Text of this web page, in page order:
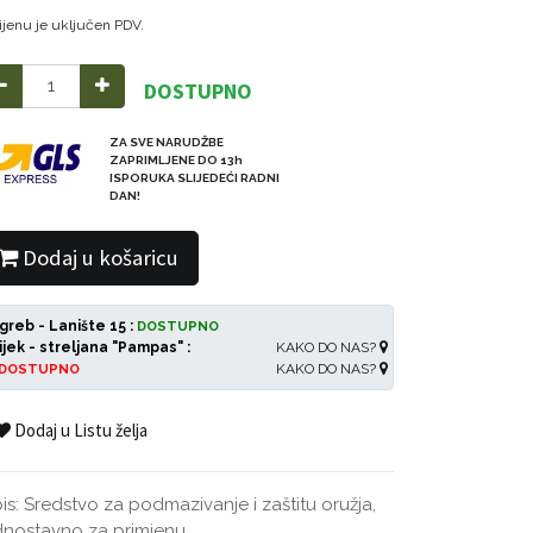
je uključen PDV.
DOSTUPNO
ZA SVE NARUDŽBE
ZAPRIMLJENE DO 13h
ISPORUKA SLIJEDEĆI RADNI
DAN!
Dodaj u košaricu
- Lanište 15 : DOSTUPNO
KAKO DO NAS?
- streljana "Pampas" :
KAKO DO NAS?
Dodaj u Listu želja
Sredstvo za podmazivanje i zaštitu oružja,